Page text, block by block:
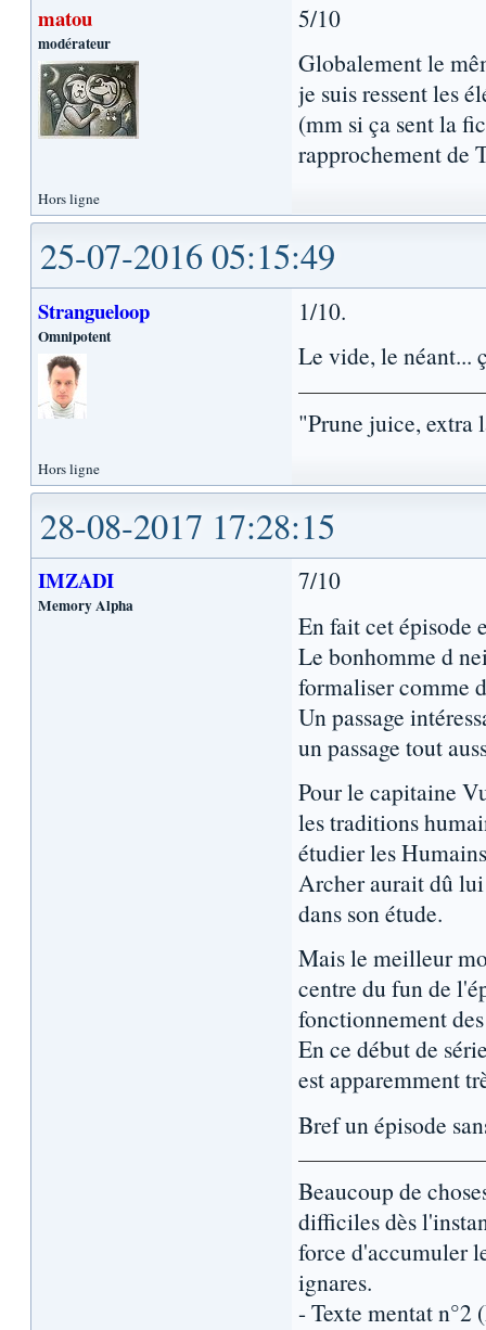
matou
modérateur
5/10
Globalement le
je suis ressent les
(mm si ça sent la
rapprochement de
Hors ligne
25-07-2016 05:15:49
Strangueloop
Omnipotent
1/10.
Le vide, le néant...
"Prune juice, extra
Hors ligne
28-08-2017 17:28:15
IMZADI
Memory Alpha
7/10
En fait cet épisode
Le bonhomme d
formaliser comme
Un passage
un passage tout
Pour le capitaine
les traditions
étudier les
Archer aurait dû
dans son étude.
Mais le meilleur
centre du fun de
fonctionnement
En ce début de
est apparemment
Bref un épisode
Beaucoup de
difficiles dès
force d'accumuler
ignares.
- Texte mentat n°2